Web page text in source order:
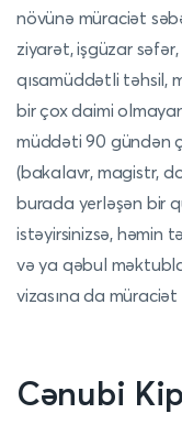
növünə müraciət
ziyarət, işgüzar
qısamüddətli təhsil,
bir çox daimi
müddəti 90 gündən
(bakalavr, magistr,
burada yerləşən bir
istəyirsinizsə, həmin
və ya qəbul
vizasına da müraciət
Cənubi